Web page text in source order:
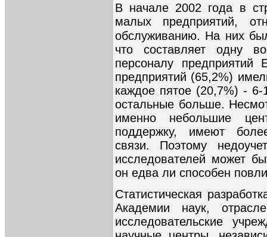
В начале 2002 года в
малых предприятий,
обслуживанию. На них
что составляет одну
персоналу
предприятий (65,2%)
каждое пятое (20,7%) - 6-
остальные больше.
именно небольшие
поддержку, имеют
связи. Поэтому
исследователей может
он едва ли способен
Статистическая
Академии наук,
исследовательские